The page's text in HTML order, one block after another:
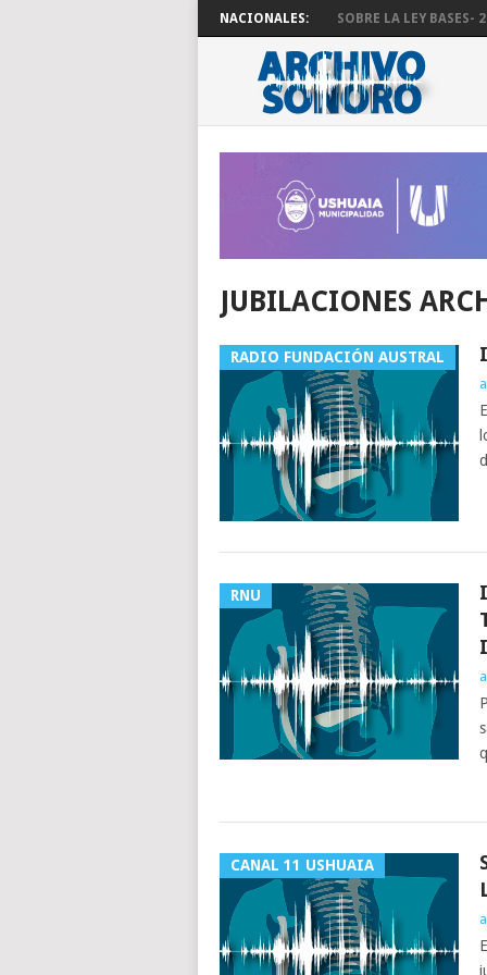
NACIONALES: SOBRE LA LEY BASES-
JUBILACIONES
RADIO FUNDACIÓN AUSTRAL
RNU
CANAL 11 USHUAIA